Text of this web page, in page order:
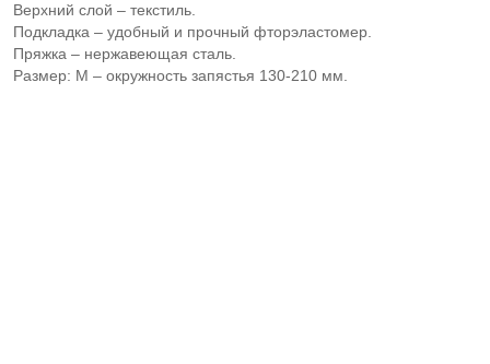
Верхний слой – текстиль.
Подкладка – удобный и прочный фторэластомер.
Пряжка – нержавеющая сталь.
Размер: M – окружность запястья 130-210 мм.